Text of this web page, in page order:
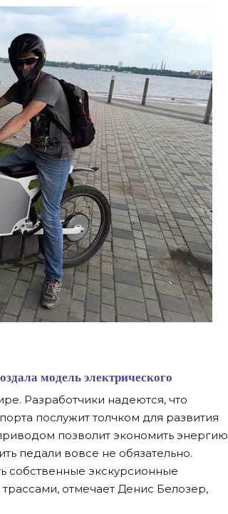
модель электрического
Разработчики надеются, что
послужит толчком для развития
позволит экономить энергию
педали вовсе не обязательно.
собственные экскурсионные
отмечает Денис Белозер,